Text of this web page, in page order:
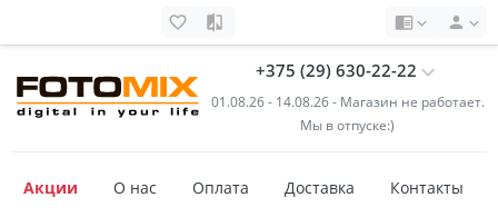
+375 (29) 630-22-22
01.08.26 - 14.08.26 - Магазин не работает.
Мы в отпуске:)
Акции О нас Оплата Доставка Контакты